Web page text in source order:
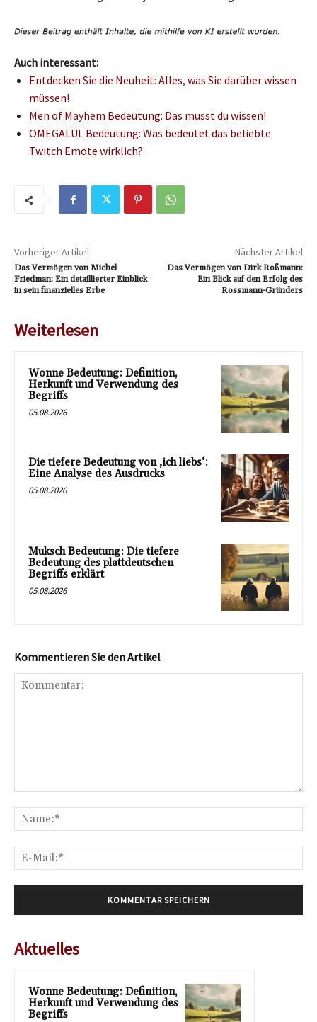
Auch interessant:
Entdecken Sie die Neuheit: Alles, was Sie darüber wissen
müssen!
Men of Mayhem Bedeutung: Das musst du wissen!
OMEGALUL Bedeutung: Was bedeutet das beliebte
Twitch Emote wirklich?
Vorheriger Artikel
Das Vermögen von Michel
Friedman: Ein detaillierter Einblick
in sein finanzielles Erbe
Nächster Artikel
Das Vermögen von Dirk Roßmann:
Ein Blick auf den Erfolg des
Rossmann-Gründers
Weiterlesen
Wonne Bedeutung: Definition,
Herkunft und Verwendung des
Begriffs
05.08.2026
Die tiefere Bedeutung von ‚ich liebs‘:
Eine Analyse des Ausdrucks
05.08.2026
Muksch Bedeutung: Die tiefere
Bedeutung des plattdeutschen
Begriffs erklärt
05.08.2026
Kommentieren Sie den Artikel
Aktuelles
Wonne Bedeutung: Definition,
Herkunft und Verwendung des
Begriffs